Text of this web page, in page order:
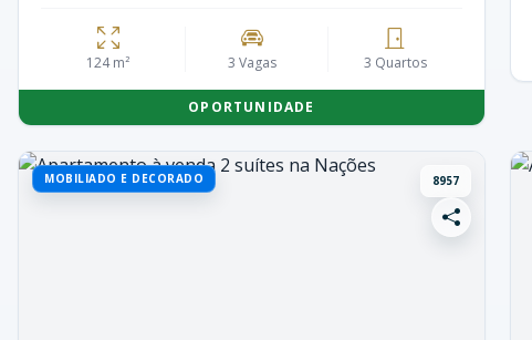
124 m² 3 Vagas 3 Quartos
OPORTUNIDADE
MOBILIADO E DECORADO 8957